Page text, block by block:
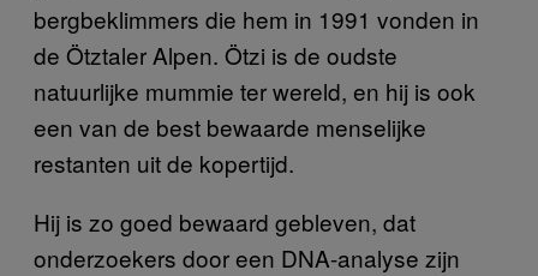
bergbeklimmers die hem in 1991 vonden in
de Ötztaler Alpen. Ötzi is de oudste
natuurlijke mummie ter wereld, en hij is ook
een van de best bewaarde menselijke
restanten uit de kopertijd.
Hij is zo goed bewaard gebleven, dat
onderzoekers door een DNA-analyse zijn